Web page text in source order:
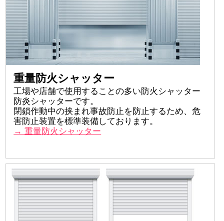
重量防火シャッター
工場や店舗で使用することの多い防火シャッター
防炎シャッターです。
閉鎖作動中の挟まれ事故防止を防止するため、危
害防止装置を標準装備しております。
→ 重量防火シャッター